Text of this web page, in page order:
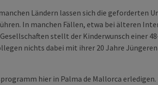
Ländern lassen sich die geforderten
In manchen Fällen, etwa bei älteren
stellt der Kinderwunsch einer
nichts dabei mit ihrer 20 Jahre
hier in Palma de Mallorca